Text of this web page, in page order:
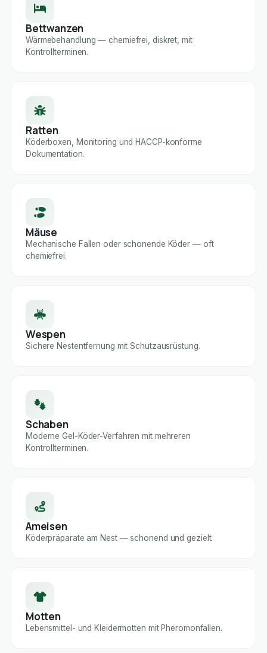
Bettwanzen
Wärmebehandlung — chemiefrei, diskret, mit
Kontrollterminen.
Ratten
Köderboxen, Monitoring und HACCP-konforme
Dokumentation.
Mäuse
Mechanische Fallen oder schonende Köder — oft
chemiefrei.
Wespen
Sichere Nestentfernung mit Schutzausrüstung.
Schaben
Moderne Gel-Köder-Verfahren mit mehreren
Kontrollterminen.
Ameisen
Köderpräparate am Nest — schonend und gezielt.
Motten
Lebensmittel- und Kleidermotten mit Pheromonfallen.